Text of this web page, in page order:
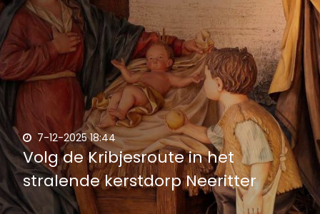
7-12-2025 18:44
Volg de Kribjesroute in het
stralende kerstdorp Neeritter